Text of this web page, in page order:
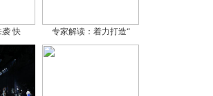
袭 快 专家解读：着力打造“